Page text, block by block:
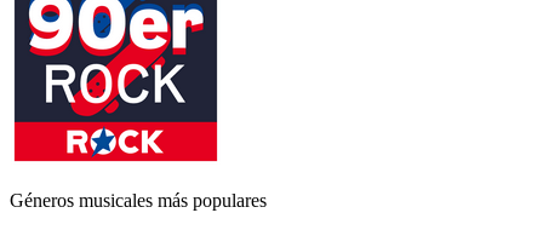
Géneros musicales más populares